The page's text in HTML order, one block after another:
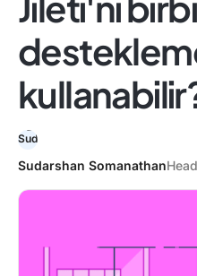
Sudarshan Somanathan